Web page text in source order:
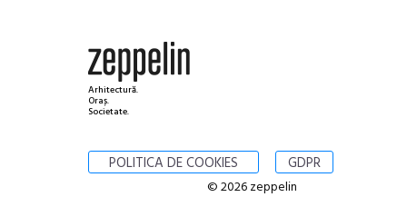
Arhitectură.
Oraș.
Societate.
POLITICA DE COOKIES GDPR
© 2026 zeppelin